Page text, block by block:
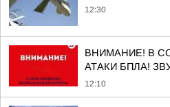
12:30
ВНИМАНИЕ! В
АТАКИ БПЛА!
12:10